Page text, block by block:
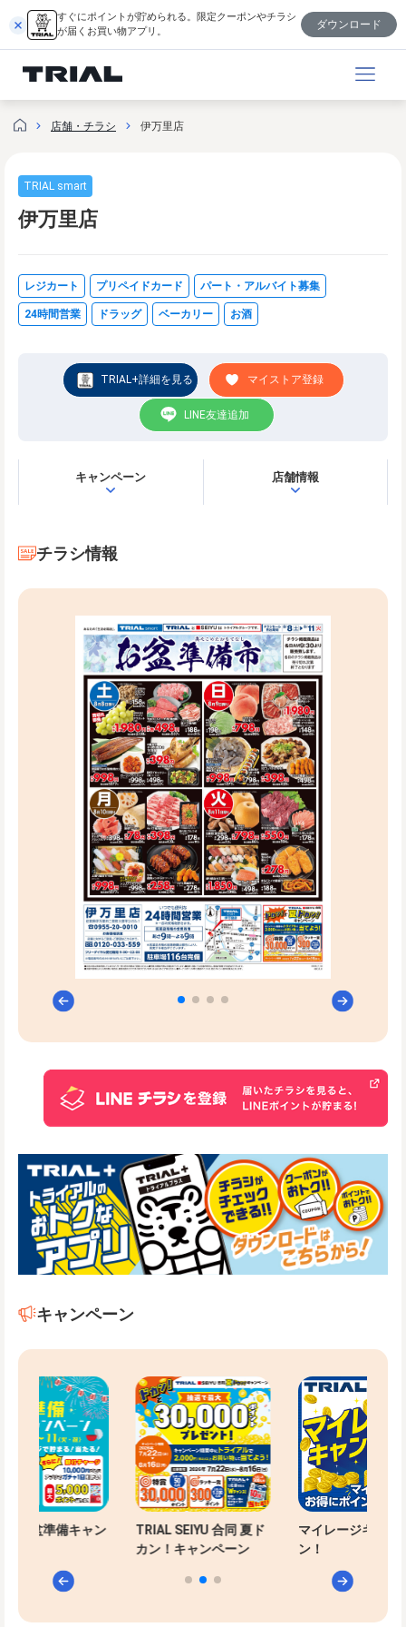
を
キ
すぐにポイントが貯められる。限定クーポンやチラシ
が届くお買い物アプリ。
ダウンロード
店舗・チラシ 伊万里店
TRIAL smart
伊万里店
レジカート プリペイドカード パート・アルバイト募集
24時間営業 ドラッグ ベーカリー お酒
TRIAL+詳細を見る マイストア登録
LINE友達追加
キャンペーン 店舗情報
チラシ情報
キャンペーン
お盆準備キャン
TRIAL SEIYU 合同 夏ド
カン！キャンペーン
マイレージキャン
ン！